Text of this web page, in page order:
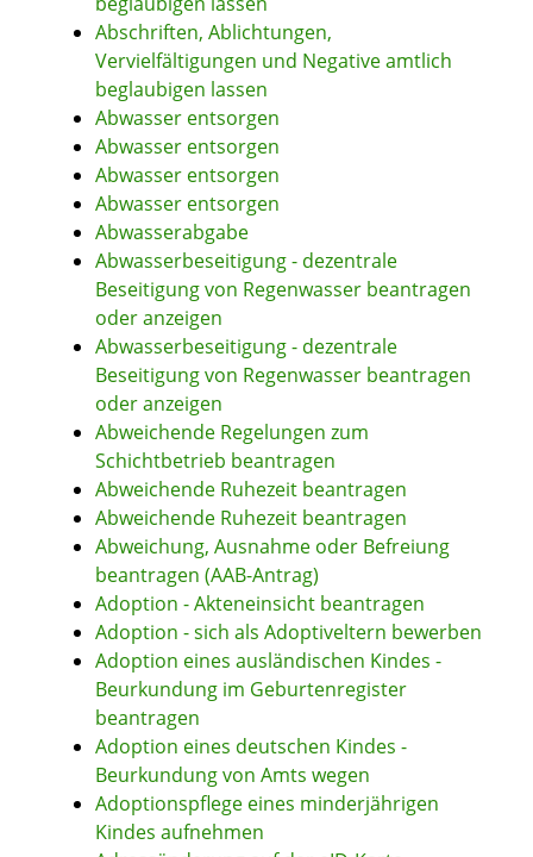
Abschriften, Ablichtungen,
Vervielfältigungen und Negative amtlich
beglaubigen lassen
Abwasser entsorgen
Abwasser entsorgen
Abwasser entsorgen
Abwasser entsorgen
Abwasserabgabe
Abwasserbeseitigung - dezentrale
Beseitigung von Regenwasser beantragen
oder anzeigen
Abwasserbeseitigung - dezentrale
Beseitigung von Regenwasser beantragen
oder anzeigen
Abweichende Regelungen zum
Schichtbetrieb beantragen
Abweichende Ruhezeit beantragen
Abweichende Ruhezeit beantragen
Abweichung, Ausnahme oder Befreiung
beantragen (AAB-Antrag)
Adoption - Akteneinsicht beantragen
Adoption - sich als Adoptiveltern bewerben
Adoption eines ausländischen Kindes -
Beurkundung im Geburtenregister
beantragen
Adoption eines deutschen Kindes -
Beurkundung von Amts wegen
Adoptionspflege eines minderjährigen
Kindes aufnehmen